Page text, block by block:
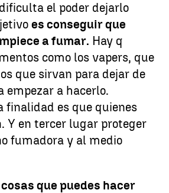
el poder dejarlo
es conseguir que
a fumar. Hay q
como los vapers, que
que sirvan para dejar de
empezar a hacerlo.
finalidad es que quienes
Y en tercer lugar proteger
fumadora y al medio
que puedes hacer